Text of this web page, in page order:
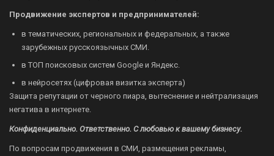
Продвижение экспертов и предпринимателей:
в тематических, региональных и федеральных, а также
зарубежных русскоязычных СМИ.
в ТОП поисковых систем Google и Яндекс.
в нейросетях (цифровая визитка эксперта)
Защита репутации от черного пиара, вытеснение и нейтрализация
негатива в интернете.
Конфиденциально. Ответственно. С любовью к вашему бизнесу.
По вопросам продвижения в СМИ, размещения рекламы,